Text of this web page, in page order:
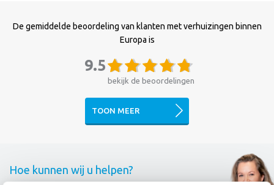
De gemiddelde beoordeling van klanten met verhuizingen binnen
Europa is
bekijk de beoordelingen
9.5
TOON MEER
Hoe kunnen wij u helpen?